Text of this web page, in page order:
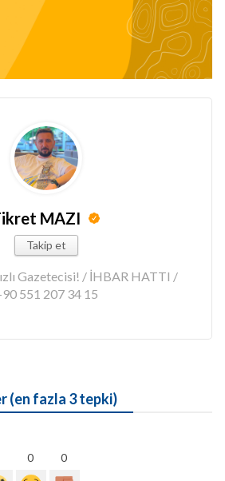
MAZI
Takip et
Gazetecisi! / İHBAR HATTI /
551 207 34 15
(en fazla 3 tepki)
0 0